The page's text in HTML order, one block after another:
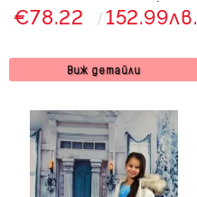
със зимно детско
палто с качулка и
Снежана
€78.22 152.99лв.
Виж детайли